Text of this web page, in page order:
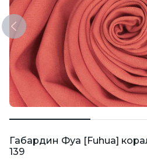
Previous
Габардин Фуа [Fuhua]
139